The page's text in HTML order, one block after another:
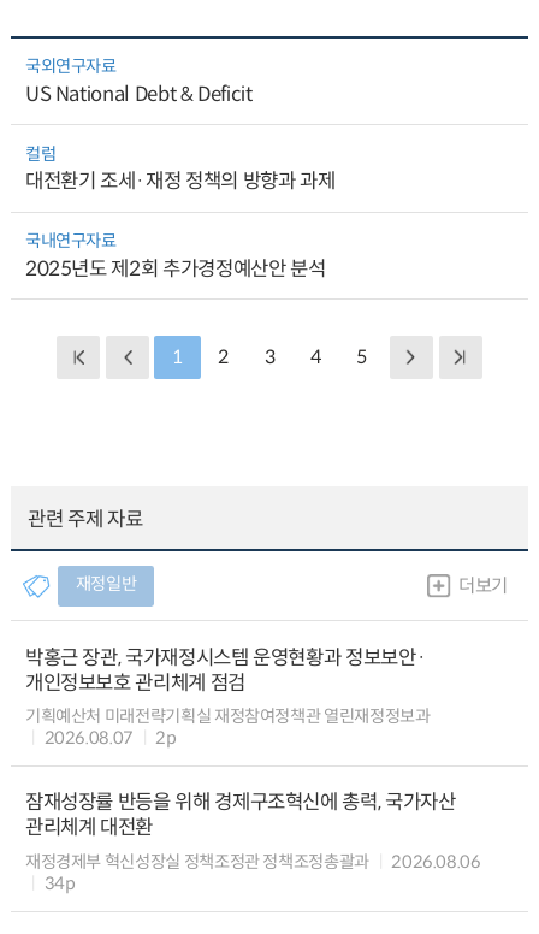
국외연구자료
US National Debt & Deficit
컬럼
대전환기 조세·재정 정책의 방향과 과제
국내연구자료
2025년도 제2회 추가경정예산안 분석
1 2 3 4 5
관련 주제 자료
재정일반 더보기
박홍근 장관, 국가재정시스템 운영현황과 정보보안·
개인정보보호 관리체계 점검
기획예산처 미래전략기획실 재정참여정책관 열린재정정보과
2026.08.07
2p
잠재성장률 반등을 위해 경제구조혁신에 총력, 국가자산
관리체계 대전환
재정경제부 혁신성장실 정책조정관 정책조정총괄과
2026.08.06
34p